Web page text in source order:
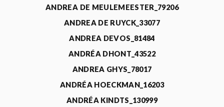
ANDREA DE MEULEMEESTER_79206
ANDREA DE RUYCK_33077
ANDREA DEVOS_81484
ANDRÉA DHONT_43522
ANDREA GHYS_78017
ANDRÉA HOECKMAN_16203
ANDRÉA KINDTS_130999